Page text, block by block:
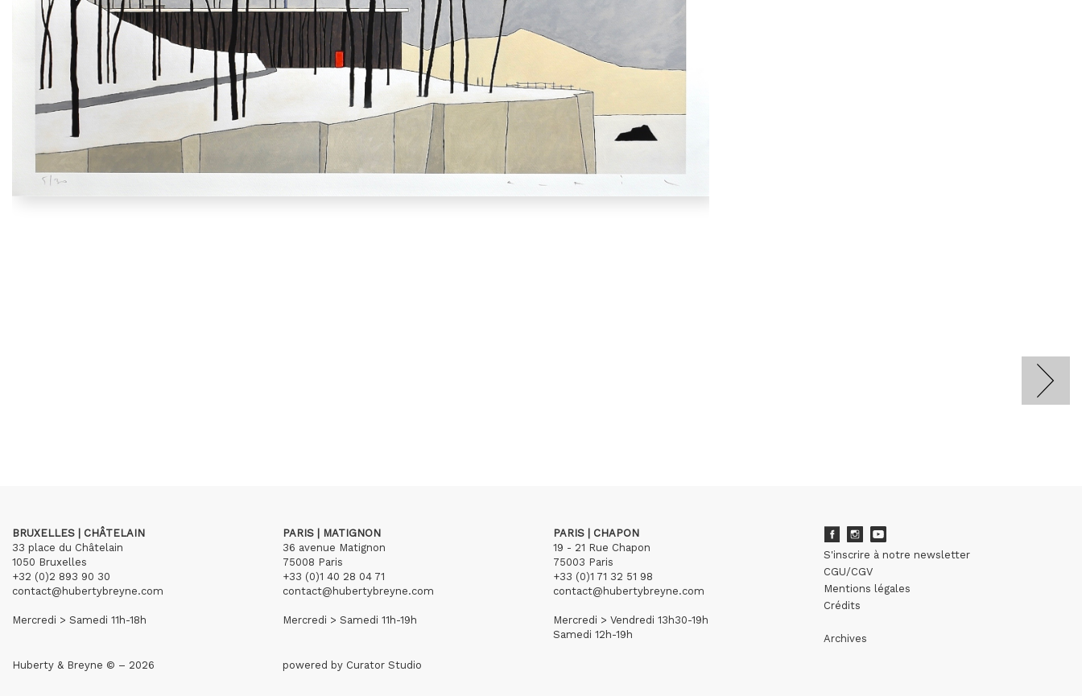
BRUXELLES | CHÂTELAIN
33 place du Châtelain
1050 Bruxelles
+32 (0)2 893 90 30
contact@hubertybreyne.com
Mercredi > Samedi 11h-18h
PARIS | MATIGNON
36 avenue Matignon
75008 Paris
+33 (0)1 40 28 04 71
contact@hubertybreyne.com
Mercredi > Samedi 11h-19h
PARIS | CHAPON
19 - 21 Rue Chapon
75003 Paris
+33 (0)1 71 32 51 98
contact@hubertybreyne.com
Mercredi > Vendredi 13h30-19h
Samedi 12h-19h
S'inscrire à notre newsletter
CGU/CGV
Mentions légales
Crédits
Archives
Huberty & Breyne © – 2026 powered by Curator Studio